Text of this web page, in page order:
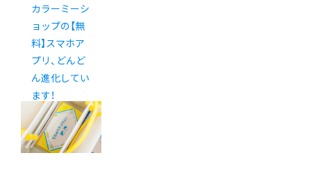
カラーミーシ
ョップの【無
料】スマホア
プリ、どんど
ん進化してい
ます！